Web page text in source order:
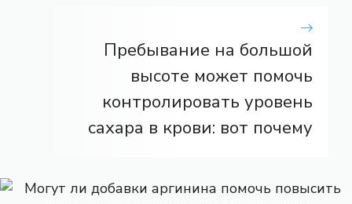
Пребывание на большой
высоте может помочь
контролировать уровень
сахара в крови: вот почему